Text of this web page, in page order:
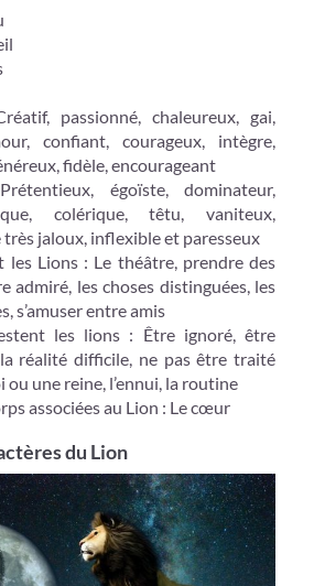
passionné, chaleureux, gai,
confiant, courageux, intègre,
fidèle, encourageant
égoïste, dominateur,
colérique, têtu, vaniteux,
jaloux, inflexible et paresseux
les Lions : Le théâtre, prendre des
admiré, les choses distinguées, les
s’amuser entre amis
les lions : Être ignoré, être
réalité difficile, ne pas être traité
ou une reine, l’ennui, la routine
associées au Lion : Le cœur
du Lion